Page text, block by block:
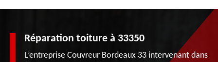
Réparation toiture à 33350
L’entreprise Couvreur Bordeaux 33 intervenant dans